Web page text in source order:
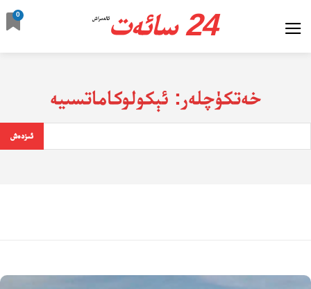
24 سائەت ئالدىراش
0
خەتكۈچلەر: ئېكولوكاماتسىيە
ئىزدەش